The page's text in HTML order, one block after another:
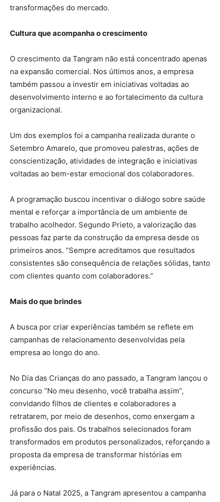
transformações do mercado.
Cultura que acompanha o crescimento
O crescimento da Tangram não está concentrado apenas
na expansão comercial. Nos últimos anos, a empresa
também passou a investir em iniciativas voltadas ao
desenvolvimento interno e ao fortalecimento da cultura
organizacional.
Um dos exemplos foi a campanha realizada durante o
Setembro Amarelo, que promoveu palestras, ações de
conscientização, atividades de integração e iniciativas
voltadas ao bem-estar emocional dos colaboradores.
A programação buscou incentivar o diálogo sobre saúde
mental e reforçar a importância de um ambiente de
trabalho acolhedor. Segundo Prieto, a valorização das
pessoas faz parte da construção da empresa desde os
primeiros anos. “Sempre acreditamos que resultados
consistentes são consequência de relações sólidas, tanto
com clientes quanto com colaboradores.”
Mais do que brindes
A busca por criar experiências também se reflete em
campanhas de relacionamento desenvolvidas pela
empresa ao longo do ano.
No Dia das Crianças do ano passado, a Tangram lançou o
concurso “No meu desenho, você trabalha assim”,
convidando filhos de clientes e colaboradores a
retratarem, por meio de desenhos, como enxergam a
profissão dos pais. Os trabalhos selecionados foram
transformados em produtos personalizados, reforçando a
proposta da empresa de transformar histórias em
experiências.
Já para o Natal 2025, a Tangram apresentou a campanha